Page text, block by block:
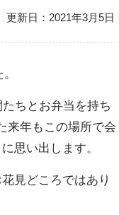
更新日：2021年3月5日
ちとお弁当を持ち
来年もこの場所で会
思い出します。
見どころではあり